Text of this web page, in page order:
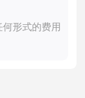
形式的费用